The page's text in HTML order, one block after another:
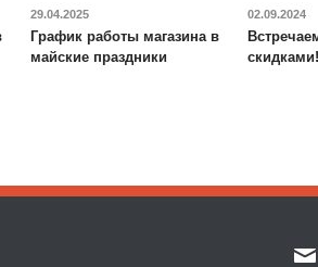
БЕСПЛАТНО,
29.04.2025
График работы магазина в
майские праздники
02.09.2024
скидками!